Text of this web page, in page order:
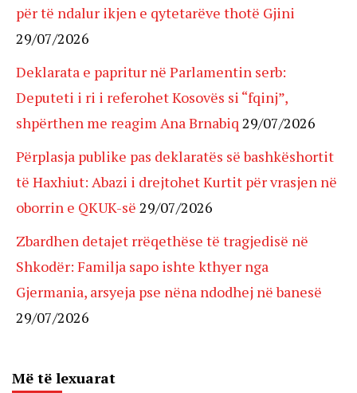
për të ndalur ikjen e qytetarëve thotë Gjini
29/07/2026
Deklarata e papritur në Parlamentin serb:
Deputeti i ri i referohet Kosovës si “fqinj”,
shpërthen me reagim Ana Brnabiq 29/07/2026
Përplasja publike pas deklaratës së bashkëshortit
të Haxhiut: Abazi i drejtohet Kurtit për vrasjen në
oborrin e QKUK-së 29/07/2026
Zbardhen detajet rrëqethëse të tragjedisë në
Shkodër: Familja sapo ishte kthyer nga
Gjermania, arsyeja pse nëna ndodhej në banesë
29/07/2026
Më të lexuarat